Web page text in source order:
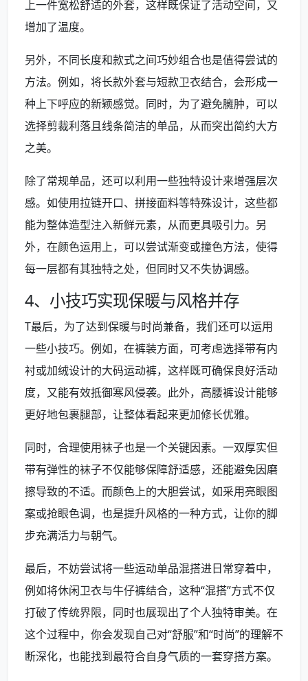
上一件宽松舒适的外套，这样既保证了活动空间，又
增加了温度。
另外，不同长度和款式之间巧妙组合也是值得尝试的
方法。例如，将长款外套与短款卫衣结合，会形成一
种上下呼应的新颖感觉。同时，为了避免臃肿，可以
选择剪裁利落且线条简洁的单品，从而突出简约大方
之美。
除了常规单品，还可以利用一些独特设计来增强层次
感。如使用拉链开口、拼接面料等特殊设计，这些都
能为整体造型注入新鲜元素，从而更具吸引力。另
外，在颜色运用上，可以尝试渐变或撞色方法，使得
每一层都有其独特之处，但同时又不失协调感。
4、小技巧实现保暖与风格并存
T最后，为了达到保暖与时尚兼备，我们还可以运用
一些小技巧。例如，在裤装方面，可考虑选择带有内
衬或加绒设计的大码运动裤，这样既可确保良好活动
度，又能有效抵御寒风侵袭。此外，高腰裤设计能够
更好地包裹腿部，让整体看起来更加修长优雅。
同时，合理使用袜子也是一个关键因素。一双厚实但
带有弹性的袜子不仅能够保障舒适感，还能避免因磨
擦导致的不适。而颜色上的大胆尝试，如采用亮眼图
案或抢眼色调，也是提升风格的一种方式，让你的脚
步充满活力与朝气。
最后，不妨尝试将一些运动单品混搭进日常穿着中，
例如将休闲卫衣与牛仔裤结合，这种“混搭”方式不仅
打破了传统界限，同时也展现出了个人独特审美。在
这个过程中，你会发现自己对“舒服”和“时尚”的理解不
断深化，也能找到最符合自身气质的一套穿搭方案。